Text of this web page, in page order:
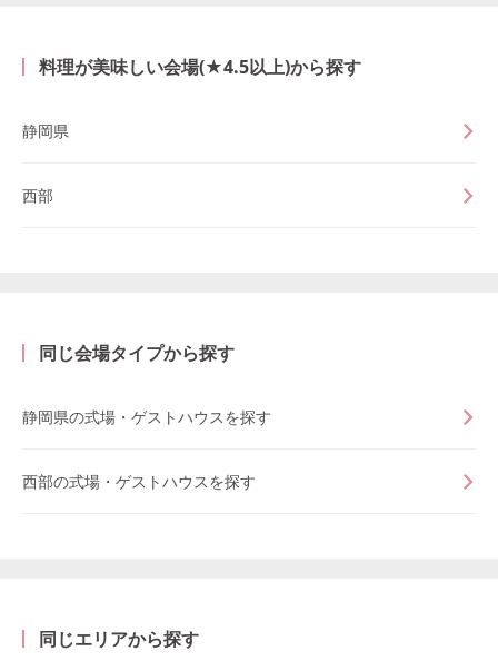
料理が美味しい会場(★4.5以上)から探す
静岡県
西部
同じ会場タイプから探す
静岡県の式場・ゲストハウスを探す
西部の式場・ゲストハウスを探す
同じエリアから探す